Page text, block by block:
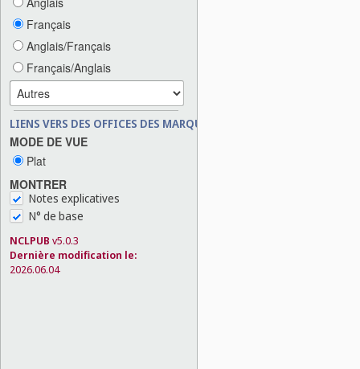
Français
Anglais/Français
Français/Anglais
LIENS VERS DES OFFICES DES MARQUES
MODE DE VUE
Plat
MONTRER
Notes explicatives
N° de base
NCLPUB v5.0.3
Dernière modification le:
2026.06.04